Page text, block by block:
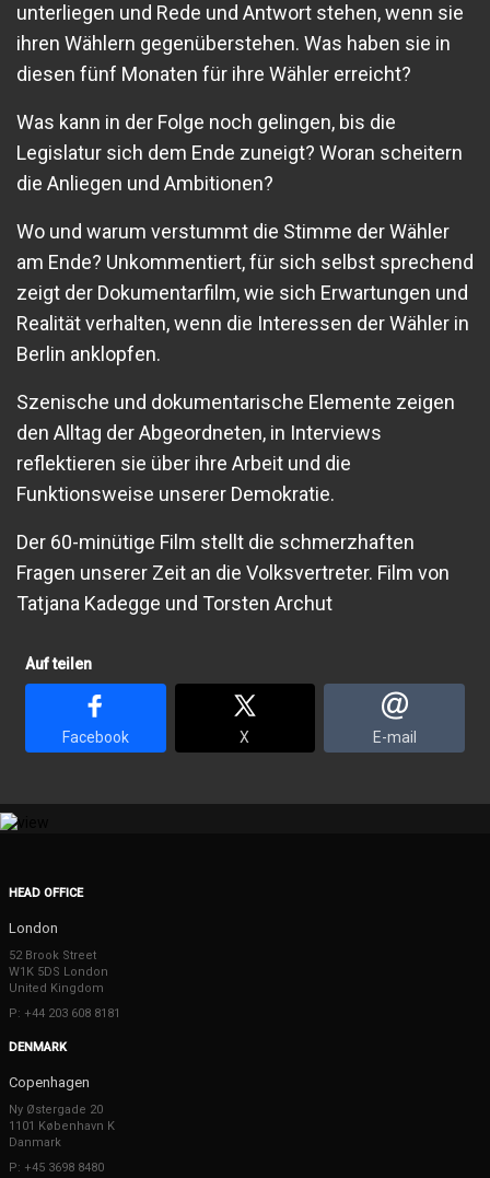
unterliegen und Rede und Antwort stehen, wenn sie
ihren Wählern gegenüberstehen. Was haben sie in
diesen fünf Monaten für ihre Wähler erreicht?
Was kann in der Folge noch gelingen, bis die
Legislatur sich dem Ende zuneigt? Woran scheitern
die Anliegen und Ambitionen?
Wo und warum verstummt die Stimme der Wähler
am Ende? Unkommentiert, für sich selbst sprechend
zeigt der Dokumentarfilm, wie sich Erwartungen und
Realität verhalten, wenn die Interessen der Wähler in
Berlin anklopfen.
Szenische und dokumentarische Elemente zeigen
den Alltag der Abgeordneten, in Interviews
reflektieren sie über ihre Arbeit und die
Funktionsweise unserer Demokratie.
Der 60-minütige Film stellt die schmerzhaften
Fragen unserer Zeit an die Volksvertreter. Film von
Tatjana Kadegge und Torsten Archut
Auf teilen
Facebook X E-mail
HEAD OFFICE
London
52 Brook Street
W1K 5DS London
United Kingdom
P: +44 203 608 8181
DENMARK
Copenhagen
Ny Østergade 20
1101 København K
Danmark
P: +45 3698 8480